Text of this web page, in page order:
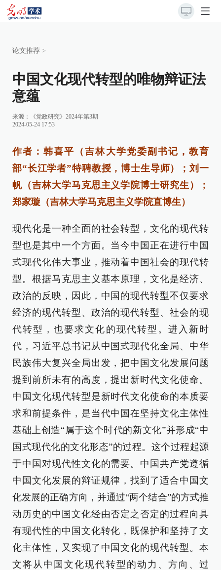
论文推荐 >
中国文化现代转型的唯物辩证法
意蕴
来源：
《党政研究》2024年第3期
2024-05-24 17:53
作者：韩喜平（吉林大学党委副书记，教育
部“长江学者”特聘教授，博士生导师）；刘一
帆（吉林大学马克思主义学院博士研究生）；
郑家璇（吉林大学马克思主义学院直博生）
现代化是一种全面的社会转型，文化的现代转
型也是其中一个方面。当今中国正在进行中国
式现代化伟大事业，推动着中国社会的现代转
型。根据马克思主义基本原理，文化是经济、
政治的反映，因此，中国的现代转型不仅要求
经济的现代转型、政治的现代转型、社会的现
代转型，也要求文化的现代转型。进入新时
代，习近平总书记从中国式现代化全局、中华
民族伟大复兴全局出发，把中国文化发展问题
提到前所未有的高度，提出新时代文化使命。
中国文化现代转型是新时代文化使命的本质要
求和前提条件，是当代中国在坚持文化主体性
基础上创造“属于这个时代的新文化”并形成“中
国式现代化的文化形态”的过程。这个过程起源
于中国对现代性文化的需要。中国共产党遵循
中国文化发展的辩证规律，找到了适合中国文
化发展的正确方向，并通过“两个结合”的方式推
动历史的中国文化经由否定之否定的过程向具
有现代性的中国文化转化，既保护和坚持了文
化主体性，又实现了中国文化的现代转型。本
文将从中国文化现代转型的动力、方向、过